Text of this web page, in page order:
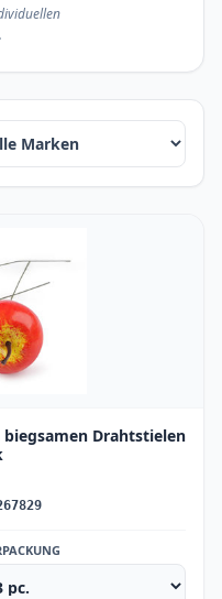
Drahtstielen